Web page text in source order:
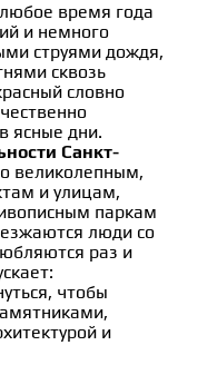
время года
и немного
струями дождя,
сквозь
словно
ясные дни.
Санкт-
великолепным,
и улицам,
паркам
люди со
раз и
чтобы
и